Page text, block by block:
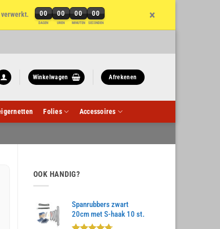
00
DAGEN
00
UREN
00
MINUTEN
00
SECONDEN
×
Winkelwagen Afrekenen
Folies Accessoires
OOK HANDIG?
Spanrubbers zwart
20cm met S-haak 10 st.